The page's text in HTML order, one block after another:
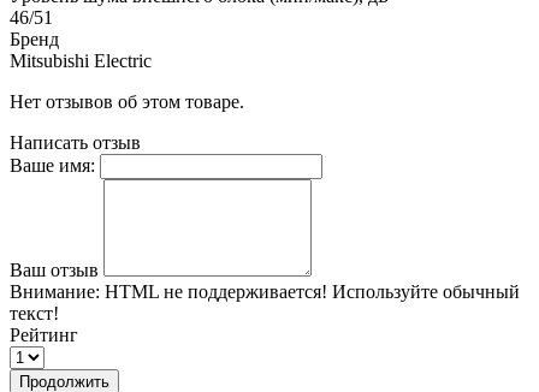
46/51
Бренд
Mitsubishi Electric
Нет отзывов об этом товаре.
Написать отзыв
Ваше имя:
Ваш отзыв
Внимание: HTML не поддерживается! Используйте обычный
текст!
Рейтинг
Продолжить